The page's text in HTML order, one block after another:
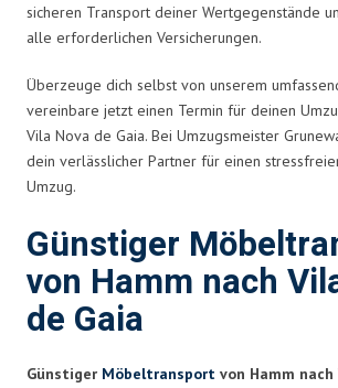
sicheren Transport deiner Wertgegenstände
alle erforderlichen Versicherungen.
Überzeuge dich selbst von unserem
vereinbare jetzt einen Termin für deinen
Vila Nova de Gaia. Bei Umzugsmeister
dein verlässlicher Partner für einen
Umzug.
Günstiger
von Hamm nach
de Gaia
Günstiger Möbeltransport von Hamm